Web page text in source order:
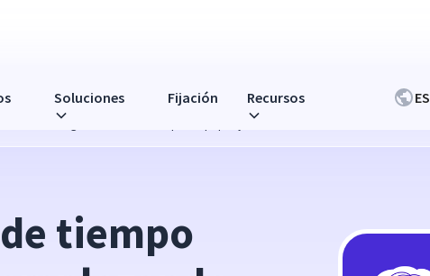
Soluciones Fijación Recursos ES
el seguimiento del tiempo en papel y Excel
tiempo